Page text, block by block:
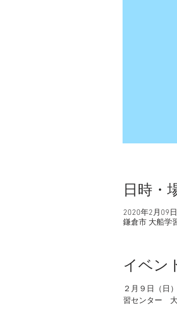
日時・
2020年2月09
鎌倉市 大船学
イベン
２月９日（日
習センター　